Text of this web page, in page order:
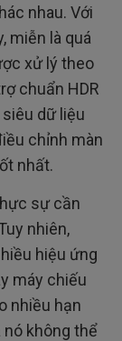
nhau. Với
miễn là quá
xử lý theo
chuẩn HDR
dữ liệu
chỉnh màn
nhất.
sự cần
nhiên,
hiệu ứng
máy chiếu
nhiều hạn
nó không thể